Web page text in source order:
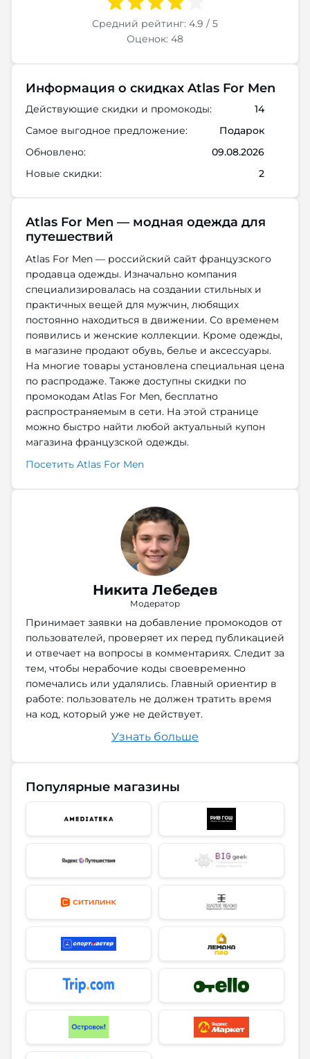
Средний рейтинг: 4.9 / 5
Оценок: 48
Информация о скидках Atlas For Men
Действующие скидки и промокоды:
14
Самое выгодное предложение:
Подарок
Обновлено:
09.08.2026
Новые скидки:
2
Atlas For Men — модная одежда для
путешествий
Atlas For Men — российский сайт французского
продавца одежды. Изначально компания
специализировалась на создании стильных и
практичных вещей для мужчин, любящих
постоянно находиться в движении. Со временем
появились и женские коллекции. Кроме одежды,
в магазине продают обувь, белье и аксессуары.
На многие товары установлена специальная цена
по распродаже. Также доступны скидки по
промокодам Atlas For Men, бесплатно
распространяемым в сети. На этой странице
можно быстро найти любой актуальный купон
магазина французской одежды.
Посетить Atlas For Men
Никита Лебедев
Модератор
Принимает заявки на добавление промокодов от
пользователей, проверяет их перед публикацией
и отвечает на вопросы в комментариях. Следит за
тем, чтобы нерабочие коды своевременно
помечались или удалялись. Главный ориентир в
работе: пользователь не должен тратить время
на код, который уже не действует.
Узнать больше
Популярные магазины